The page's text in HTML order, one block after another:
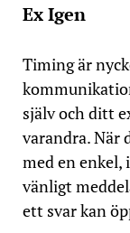
Ex Igen
Timing är
själv och ditt
varandra. När
med en
vänligt
ett svar kan